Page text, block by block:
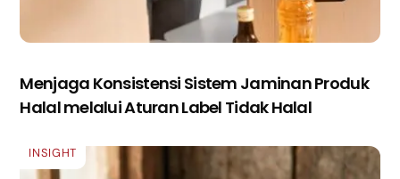
Menjaga Konsistensi Sistem Jaminan Produk
Halal melalui Aturan Label Tidak Halal
INSIGHT